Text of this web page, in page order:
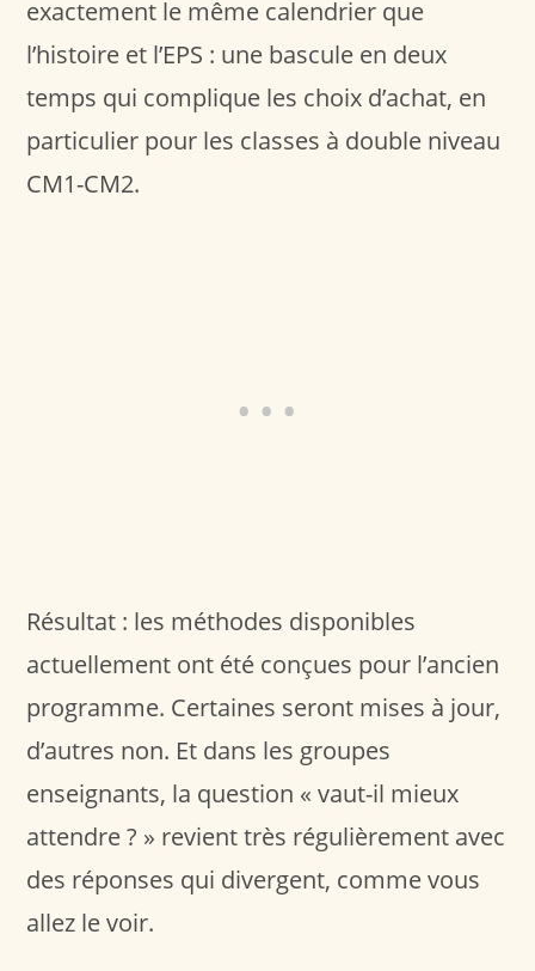
exactement le même calendrier que
l’histoire et l’EPS : une bascule en deux
temps qui complique les choix d’achat, en
particulier pour les classes à double niveau
CM1-CM2.
Résultat : les méthodes disponibles
actuellement ont été conçues pour l’ancien
programme. Certaines seront mises à jour,
d’autres non. Et dans les groupes
enseignants, la question « vaut-il mieux
attendre ? » revient très régulièrement avec
des réponses qui divergent, comme vous
allez le voir.